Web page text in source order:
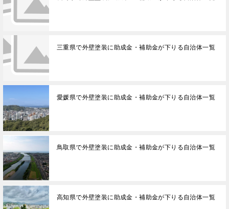
三重県で外壁塗装に助成金・補助金が下りる自治体一覧
愛媛県で外壁塗装に助成金・補助金が下りる自治体一覧
鳥取県で外壁塗装に助成金・補助金が下りる自治体一覧
高知県で外壁塗装に助成金・補助金が下りる自治体一覧